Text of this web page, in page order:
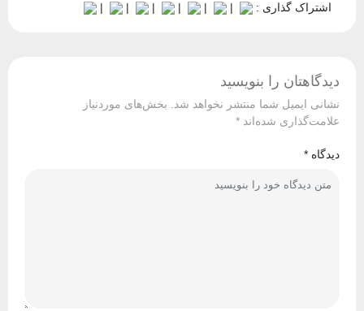
اشتراک گذاری : |
|
|
|
|
|
دیدگاهتان را بنویسید
نشانی ایمیل شما منتشر نخواهد شد. بخش‌های موردنیاز
علامت‌گذاری شده‌اند*
دیدگاه*